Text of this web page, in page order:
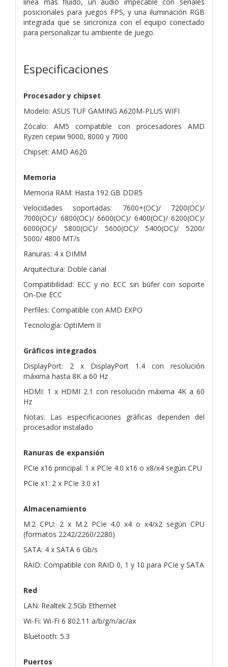
posicionales para juegos FPS, y una iluminación RGB
integrada que se sincroniza con el equipo conectado
para personalizar tu ambiente de juego.
Especificaciones
Procesador y chipset
Modelo: ASUS TUF GAMING A620M-PLUS WIFI
Zócalo: AM5 compatible con procesadores AMD
Ryzen серии 9000, 8000 y 7000
Chipset: AMD A620
Memoria
Memoria RAM: Hasta 192 GB DDR5
Velocidades soportadas: 7600+(OC)/ 7200(OC)/
7000(OC)/ 6800(OC)/ 6600(OC)/ 6400(OC)/ 6200(OC)/
6000(OC)/ 5800(OC)/ 5600(OC)/ 5400(OC)/ 5200/
5000/ 4800 MT/s
Ranuras: 4 x DIMM
Arquitectura: Doble canal
Compatibilidad: ECC y no ECC sin búfer con soporte
On-Die ECC
Perfiles: Compatible con AMD EXPO
Tecnología: OptiMem II
Gráficos integrados
DisplayPort: 2 x DisplayPort 1.4 con resolución
máxima hasta 8K a 60 Hz
HDMI: 1 x HDMI 2.1 con resolución máxima 4K a 60
Hz
Notas: Las especificaciones gráficas dependen del
procesador instalado
Ranuras de expansión
PCIe x16 principal: 1 x PCIe 4.0 x16 o x8/x4 según CPU
PCIe x1: 2 x PCIe 3.0 x1
Almacenamiento
M.2 CPU: 2 x M.2 PCIe 4.0 x4 o x4/x2 según CPU
(formatos 2242/2260/2280)
SATA: 4 x SATA 6 Gb/s
RAID: Compatible con RAID 0, 1 y 10 para PCIe y SATA
Red
LAN: Realtek 2.5Gb Ethernet
Wi-Fi: Wi-Fi 6 802.11 a/b/g/n/ac/ax
Bluetooth: 5.3
Puertos